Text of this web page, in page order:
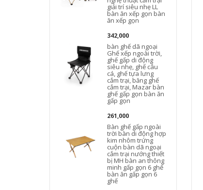
giải trí siêu nhẹ LL
bàn ăn xếp gọn bàn
ăn xếp gọn
342,000
bàn ghế dã ngoại
Ghế xếp ngoài trời,
ghế gấp di động
siêu nhẹ, ghế câu
cá, ghế tựa lưng
cắm trại, băng ghế
cắm trại, Mazar bàn
ghế gấp gọn bàn ăn
gấp gọn
261,000
Bàn ghế gấp ngoài
trời bàn di động hợp
kim nhôm trứng
cuộn bàn dã ngoại
cắm trại nướng thiết
bị MH bàn an thông
minh gấp gọn 6 ghế
bàn ăn gấp gọn 6
ghế